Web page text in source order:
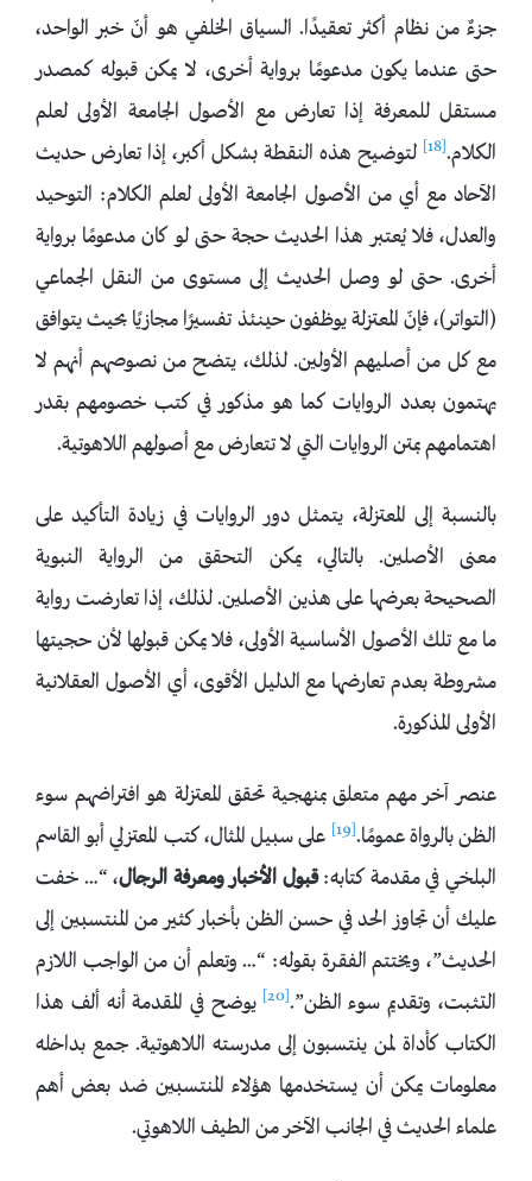
جزءٌ من نظام أكثر تعقيدًا. السياق الخلفي هو أنّ خبر الواحد،
حتى عندما يكون مدعومًا برواية أخرى، لا يمكن قبوله كمصدر
مستقل للمعرفة إذا تعارض مع الأصول الجامعة الأولى لعلم
الكلام.[18]
لتوضيح هذه النقطة بشكل أكبر، إذا تعارض حديث
الآحاد مع أي من الأصول الجامعة الأولى لعلم الكلام: التوحيد
والعدل، فلا يُعتبر هذا الحديث حجة حتى لو كان مدعومًا برواية
أخرى. حتى لو وصل الحديث إلى مستوى من النقل الجماعي
(التواتر)، فإنّ المعتزلة يوظفون حينئذ تفسيرًا مجازيًا بحيث يتوافق
مع كل من أصليهم الأولين. لذلك، يتضح من نصوصهم أنهم لا
يهتمون بعدد الروايات كما هو مذكور في كتب خصومهم بقدر
اهتمامهم بمتن الروايات التي لا تتعارض مع أصولهم اللاهوتية.
بالنسبة إلى المعتزلة، يتمثل دور الروايات في زيادة التأكيد على
معنى الأصلين. بالتالي، يمكن التحقق من الرواية النبوية
الصحيحة بعرضها على هذين الأصلين. لذلك، إذا تعارضت رواية
ما مع تلك الأصول الأساسية الأولى، فلا يمكن قبولها لأن حجيتها
مشروطة بعدم تعارضها مع الدليل الأقوى، أي الأصول العقلانية
الأولى المذكورة.
عنصر آخر مهم متعلق بمنهجية تحقق المعتزلة هو افتراضهم سوء
الظن بالرواة عمومًا.[19]
على سبيل المثال، كتب المعتزلي أبو القاسم
البلخي في مقدمة كتابه:قبول الأخبار ومعرفة الرجال، “… خفت
عليك أن تجاوز الحد في حسن الظن بأخبار كثير من المنتسبين إلى
الحديث”، ويختتم الفقرة بقوله: “… وتعلم أن من الواجب اللازم
التثبت، وتقديم سوء الظن”.[20]
يوضح في المقدمة أنه ألف هذا
الكتاب كأداة لمن ينتسبون إلى مدرسته اللاهوتية. جمع بداخله
معلومات يمكن أن يستخدمها هؤلاء المنتسبين ضد بعض أهم
علماء الحديث في الجانب الآخر من الطيف اللاهوتي.